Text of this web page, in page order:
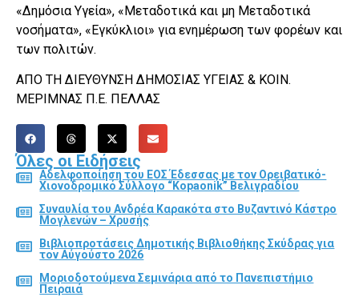
«Δημόσια Υγεία», «Μεταδοτικά και μη Μεταδοτικά
νοσήματα», «Εγκύκλιοι» για ενημέρωση των φορέων και
των πολιτών.
ΑΠΟ ΤΗ ΔΙΕΥΘΥΝΣΗ ΔΗΜΟΣΙΑΣ ΥΓΕΙΑΣ & ΚΟΙΝ.
ΜΕΡΙΜΝΑΣ Π.Ε. ΠΕΛΛΑΣ
Όλες οι Ειδήσεις
Αδελφοποίηση του ΕΟΣ Έδεσσας με τον Ορειβατικό-
Χιονοδρομικό Σύλλογο “Kopaonik” Βελιγραδίου
Συναυλία του Ανδρέα Καρακότα στο Βυζαντινό Κάστρο
Μογλενών – Χρυσής
Βιβλιοπροτάσεις Δημοτικής Βιβλιοθήκης Σκύδρας για
τον Αύγούστο 2026
Μοριοδοτούμενα Σεμινάρια από το Πανεπιστήμιο
Πειραιά